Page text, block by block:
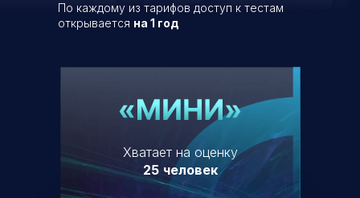
По каждому из тарифов доступ к тестам
открывается на 1 год
Хватает на оценку
25 человек